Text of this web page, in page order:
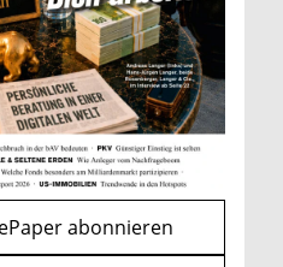
ARTIKEL
zurückweiter
ist pro
abonnieren